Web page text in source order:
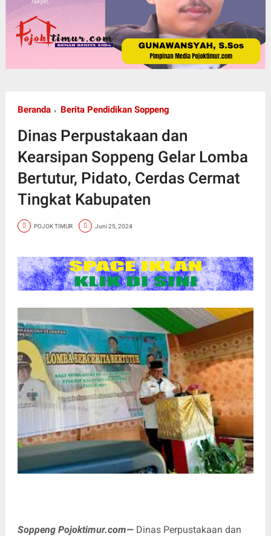
Beranda Berita Pendidikan Soppeng
Dinas Perpustakaan dan
Kearsipan Soppeng Gelar Lomba
Bertutur, Pidato, Cerdas Cermat
Tingkat Kabupaten
POJOK TIMUR Juni 25, 2024
Soppeng Pojoktimur.com—Dinas Perpustakaan dan